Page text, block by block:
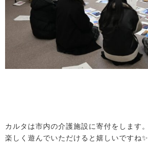
カルタは市内の介護施設に寄付をします。
楽しく遊んでいただけると嬉しいですね✨